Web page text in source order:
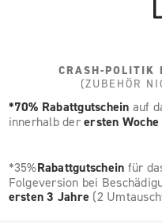
CRASH-POLITIK
(ZUBEHÖR
*70% Rabattgutschein auf
innerhalb der ersten Woche
*35%Rabattgutschein für
Folgeversion bei
ersten 3 Jahre (2